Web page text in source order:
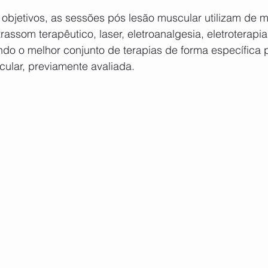
as sessões pós lesão muscular utilizam de
terapêutico, laser, eletroanalgesia,
o melhor conjunto de terapias de forma
previamente avaliada.